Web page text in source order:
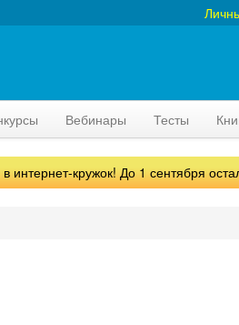
Вебинары Тесты
интернет-кружок! До 1 сентября